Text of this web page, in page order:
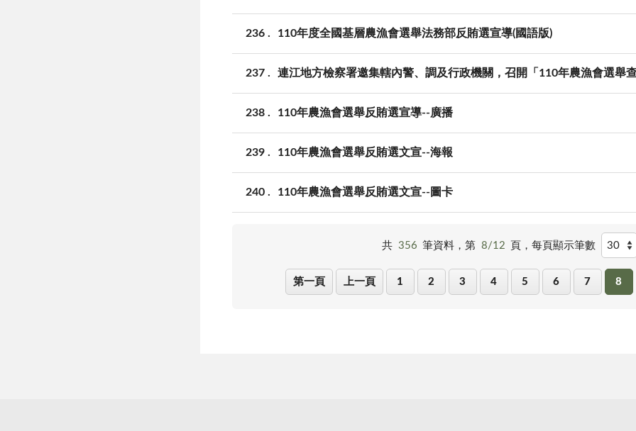
236 110年度全國基層農漁會選舉法務部反賄選宣導(國語版)
237 連江地方檢察署邀集轄內警、調及行政機關，召開「110年農漁會選舉
238 110年農漁會選舉反賄選宣導--廣播
239 110年農漁會選舉反賄選文宣--海報
240 110年農漁會選舉反賄選文宣--圖卡
共 356 筆資料，第 8/12 頁，每頁顯示筆數
第一頁 上一頁 1 2 3 4 5 6 7 8